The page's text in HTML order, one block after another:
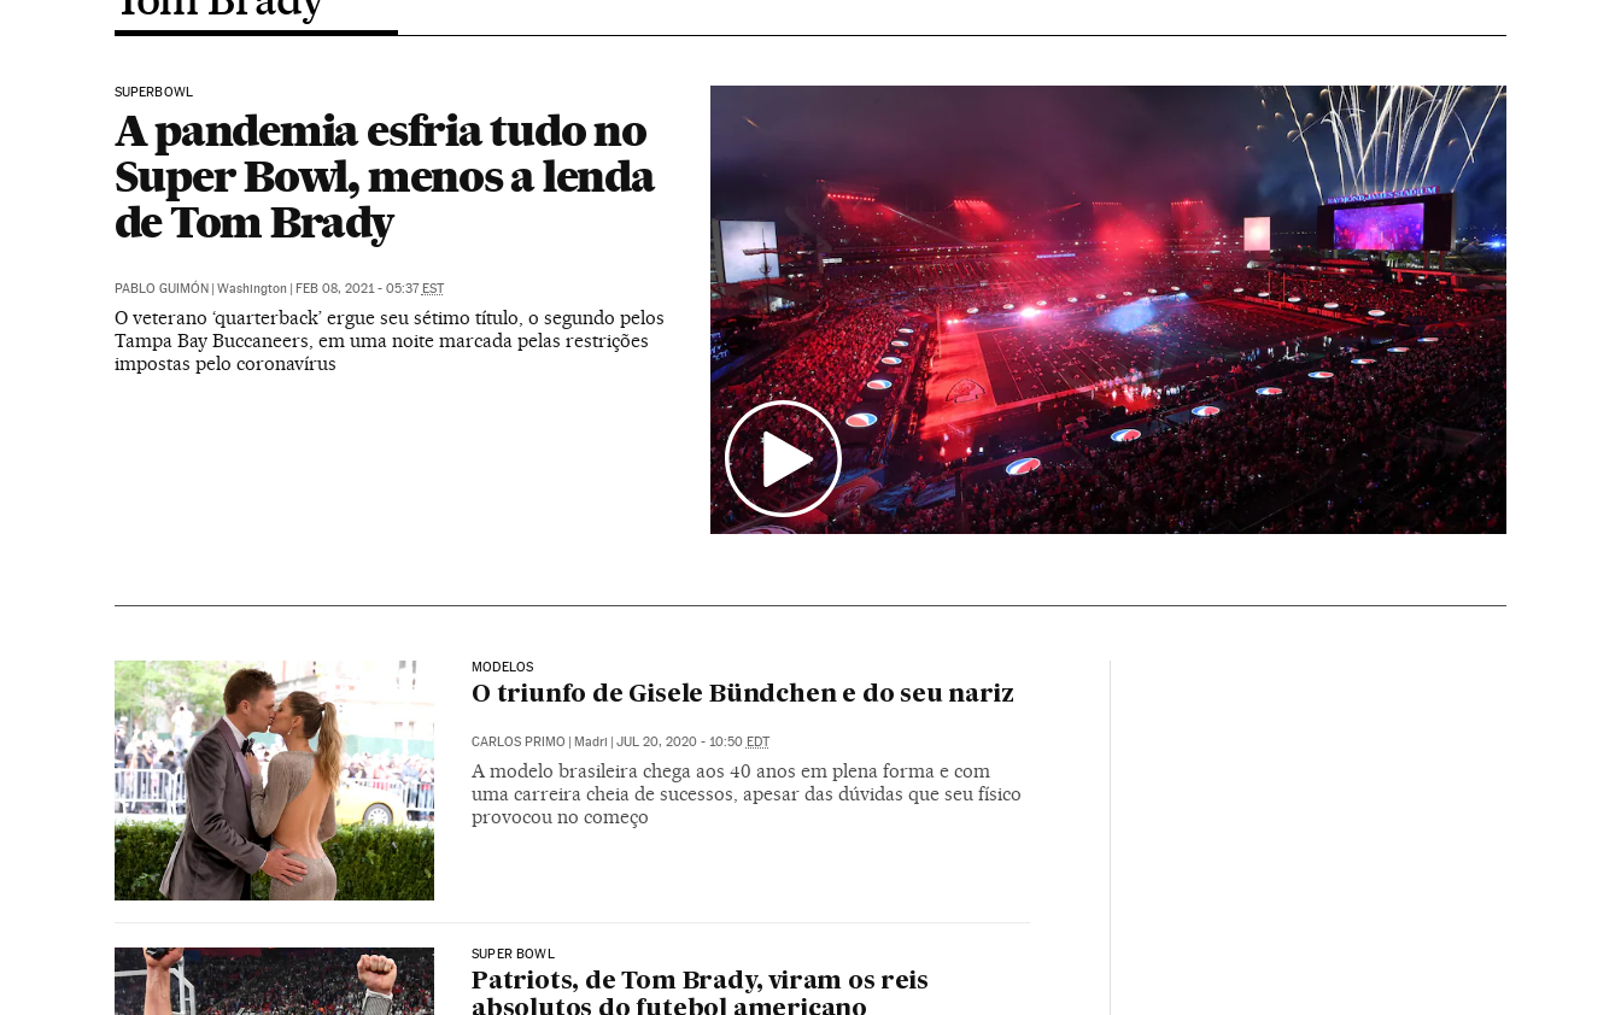
SUPERBOWL
A pandemia esfria tudo no
Super Bowl, menos a lenda
de Tom Brady
PABLO GUIMÓN | Washington | FEB 08, 2021 - 05:37EST
O veterano ‘quarterback’ ergue seu sétimo título, o segundo pelos
Tampa Bay Buccaneers, em uma noite marcada pelas restrições
impostas pelo coronavírus
MODELOS
O triunfo de Gisele Bündchen e do seu nariz
CARLOS PRIMO | Madri | JUL 20, 2020 - 10:50 EDT
A modelo brasileira chega aos 40 anos em plena forma e com
uma carreira cheia de sucessos, apesar das dúvidas que seu físico
provocou no começo
SUPER BOWL
Patriots, de Tom Brady, viram os reis